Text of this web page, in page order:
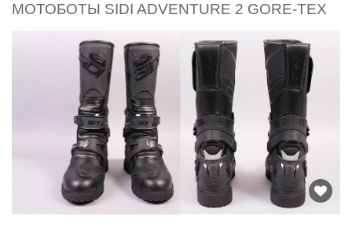
МОТОБОТЫ SIDI ADVENTURE 2 GORE-TEX